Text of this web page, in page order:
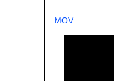
.MOV